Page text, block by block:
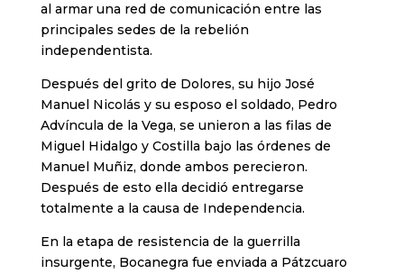
al armar una red de comunicación entre las
principales sedes de la rebelión
independentista.
​Después del grito de Dolores, su hijo José
Manuel Nicolás y su esposo el soldado, Pedro
Advíncula de la Vega, se unieron a las filas de
Miguel Hidalgo y Costilla bajo las órdenes de
Manuel Muñiz, donde ambos perecieron.
Después de esto ella decidió entregarse
totalmente a la causa de Independencia.
En la etapa de resistencia de la guerrilla
insurgente, Bocanegra fue enviada a Pátzcuaro